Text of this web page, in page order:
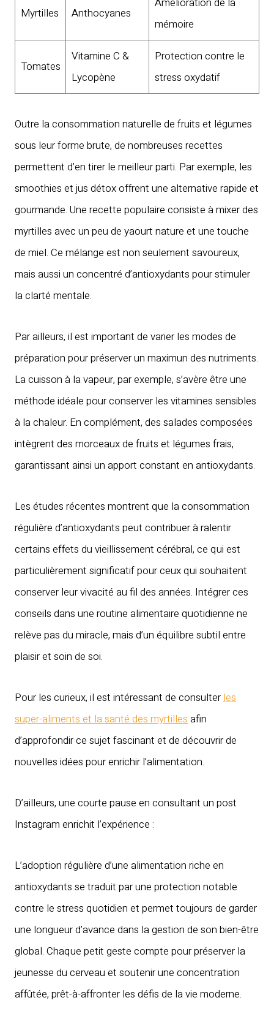
Myrtilles Anthocyanes
mémoire
Tomates
Vitamine C &
Lycopène
Protection contre le
stress oxydatif
Outre la consommation naturelle de fruits et légumes
sous leur forme brute, de nombreuses recettes
permettent d’en tirer le meilleur parti. Par exemple, les
smoothies et jus détox offrent une alternative rapide et
gourmande. Une recette populaire consiste à mixer des
myrtilles avec un peu de yaourt nature et une touche
de miel. Ce mélange est non seulement savoureux,
mais aussi un concentré d’antioxydants pour stimuler
la clarté mentale.
Par ailleurs, il est important de varier les modes de
préparation pour préserver un maximun des nutriments.
La cuisson à la vapeur, par exemple, s’avère être une
méthode idéale pour conserver les vitamines sensibles
à la chaleur. En complément, des salades composées
intègrent des morceaux de fruits et légumes frais,
garantissant ainsi un apport constant en antioxydants.
Les études récentes montrent que la consommation
régulière d’antioxydants peut contribuer à ralentir
certains effets du vieillissement cérébral, ce qui est
particulièrement significatif pour ceux qui souhaitent
conserver leur vivacité au fil des années. Intégrer ces
conseils dans une routine alimentaire quotidienne ne
relève pas du miracle, mais d’un équilibre subtil entre
plaisir et soin de soi.
Pour les curieux, il est intéressant de consulterles
super-aliments et la santé des myrtillesafin
d’approfondir ce sujet fascinant et de découvrir de
nouvelles idées pour enrichir l’alimentation.
D’ailleurs, une courte pause en consultant un post
Instagram enrichit l’expérience :
L’adoption régulière d’une alimentation riche en
antioxydants se traduit par une protection notable
contre le stress quotidien et permet toujours de garder
une longueur d’avance dans la gestion de son bien-être
global. Chaque petit geste compte pour préserver la
jeunesse du cerveau et soutenir une concentration
affûtée, prêt-à-affronter les défis de la vie moderne.